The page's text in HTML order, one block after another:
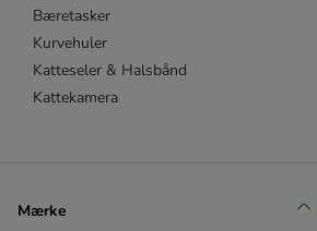
Bæretasker
Kurvehuler
Katteseler & Halsbånd
Kattekamera
Mærke